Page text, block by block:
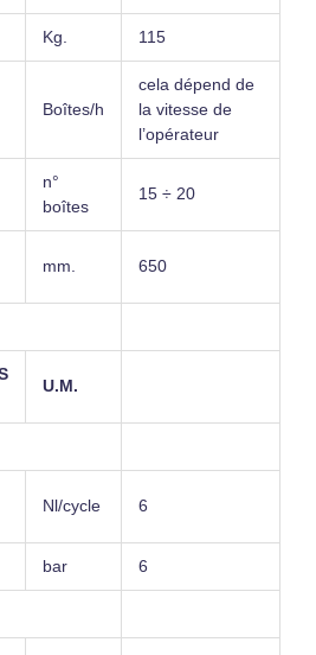
Kg. 115
Boîtes/h
cela dépend de
la vitesse de
l’opérateur
n°
boîtes
15 ÷ 20
mm. 650
U.M.
Nl/cycle 6
bar 6